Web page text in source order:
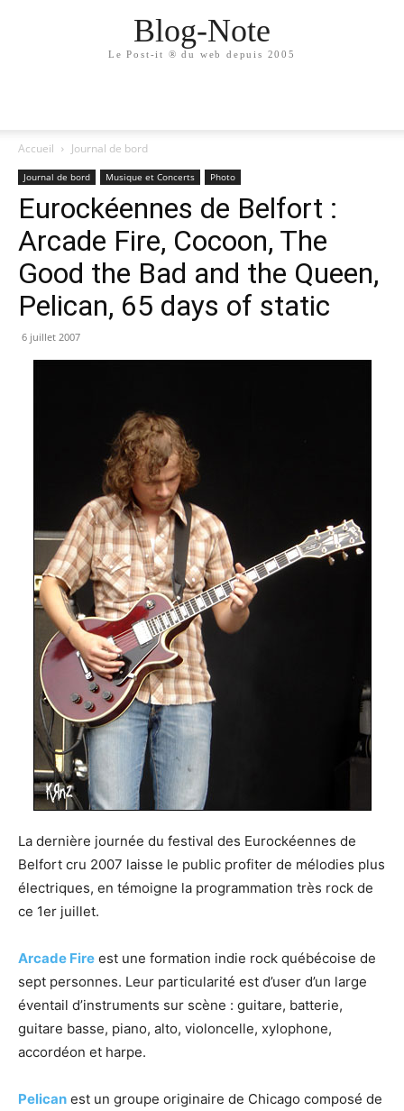
Blog-Note
Le Post-it ® du web depuis 2005
Accueil Journal de bord
Journal de bord Musique et Concerts Photo
Eurockéennes de Belfort :
Arcade Fire, Cocoon, The
Good the Bad and the Queen,
Pelican, 65 days of static
6 juillet 2007
La dernière journée du festival des Eurockéennes de
Belfort cru 2007 laisse le public profiter de mélodies plus
électriques, en témoigne la programmation très rock de
ce 1er juillet.
Arcade Fire est une formation indie rock québécoise de
sept personnes. Leur particularité est d’user d’un large
éventail d’instruments sur scène : guitare, batterie,
guitare basse, piano, alto, violoncelle, xylophone,
accordéon et harpe.
Pelican est un groupe originaire de Chicago composé de